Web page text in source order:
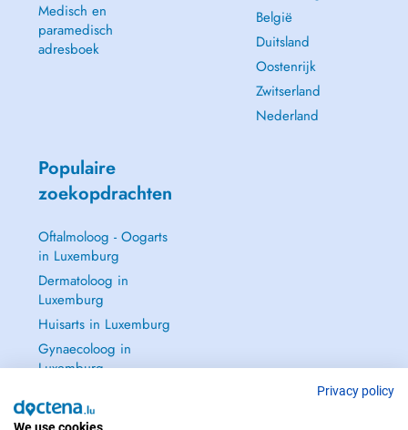
Medisch en
paramedisch
adresboek
België
Duitsland
Oostenrijk
Zwitserland
Nederland
Populaire
zoekopdrachten
Oftalmoloog - Oogarts
in Luxemburg
Dermatoloog in
Luxemburg
Huisarts in Luxemburg
Gynaecoloog in
Luxemburg
Privacy policy